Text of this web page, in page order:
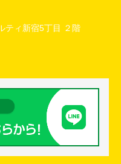
ティ新宿5丁目 ２階